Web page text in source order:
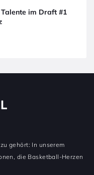
Talente im Draft #1
gehört: In unserem
die Basketball-Herzen